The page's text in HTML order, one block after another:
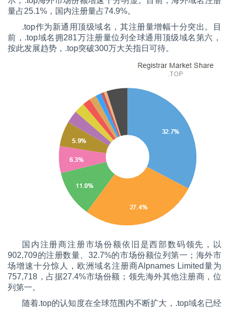
量占25.1%，国内注册量占74.9%。
.top作为新通用顶级域名，其注册量增幅十分突出。目
前，.top域名拥281万注册量位列全球通用顶级域名第六，
按此发展趋势，.top突破300万大关指日可待。
国内注册商注册市场份额依旧是西部数码领先，以
902,709的注册数量、32.7%的市场份额位列第一；海外市
场增速十分惊人，欧洲域名注册商Alpnames Limited量为
757,718，占据27.4%市场份额；领先海外其他注册商，位
列第一。
随着.top的认知度在全球范围内不断扩大，.top域名已经